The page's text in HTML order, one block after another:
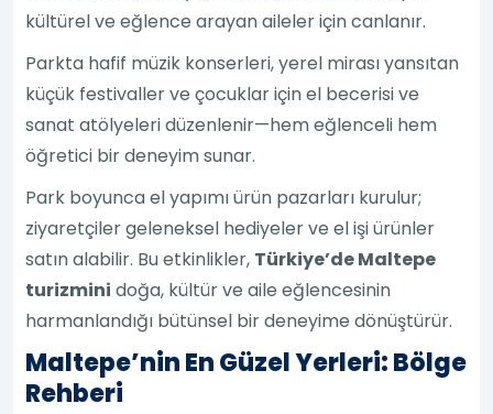
kültürel ve eğlence arayan aileler için canlanır.
Parkta hafif müzik konserleri, yerel mirası yansıtan
küçük festivaller ve çocuklar için el becerisi ve
sanat atölyeleri düzenlenir—hem eğlenceli hem
öğretici bir deneyim sunar.
Park boyunca el yapımı ürün pazarları kurulur;
ziyaretçiler geleneksel hediyeler ve el işi ürünler
satın alabilir. Bu etkinlikler, Türkiye’de Maltepe
turizmini doğa, kültür ve aile eğlencesinin
harmanlandığı bütünsel bir deneyime dönüştürür.
Maltepe’nin En Güzel Yerleri: Bölge
Rehberi